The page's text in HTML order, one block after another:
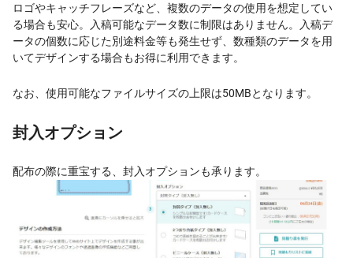
ロゴやキャッチフレーズなど、複数のデータの使用を想定してい
る場合も安心。入稿可能なデータ数に制限はありません。入稿デ
ータの個数に応じた別途料金等も発生せず、数種類のデータを用
いてデザインする場合もお得に利用できます。
なお、使用可能なファイルサイズの上限は50MBとなります。
封入オプション
配布の際に重宝する、封入オプションも承ります。